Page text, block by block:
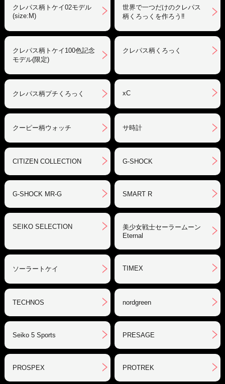
クレパス柄トケイ02モデル
(size:M)
世界で一つだけのクレパス
柄くろっくを作ろう‼︎
クレパス柄トケイ100色記念
モデル(限定)
クレパス柄くろっく
クレパス柄プチくろっく xC
クーピー柄ウォッチ サ時計
CITIZEN COLLECTION G-SHOCK
G-SHOCK MR-G SMART R
SEIKO SELECTION
美少女戦士セーラームーン
Eternal
ソーラートケイ TIMEX
TECHNOS nordgreen
Seiko 5 Sports PRESAGE
PROSPEX PROTREK